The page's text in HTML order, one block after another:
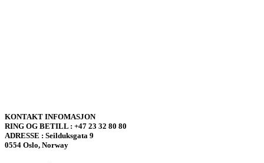
KONTAKT INFOMASJON
RING OG BETILL : +47 23 32 80 80
ADRESSE : Seilduksgata 9
0554 Oslo, Norway